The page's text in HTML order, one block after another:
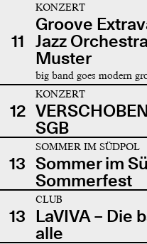
11
KONZERT
Groove
Jazz
Muster
big band goes modern
12
KONZERT
SGB
13
SOMMER IM SÜDPOL
Sommer im
Sommerfest
13
CLUB
LaVIVA – Die
alle